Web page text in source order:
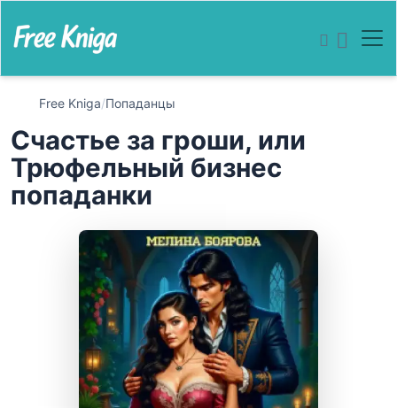
Free Kniga/Попаданцы
Счастье за гроши, или
Трюфельный бизнес
попаданки